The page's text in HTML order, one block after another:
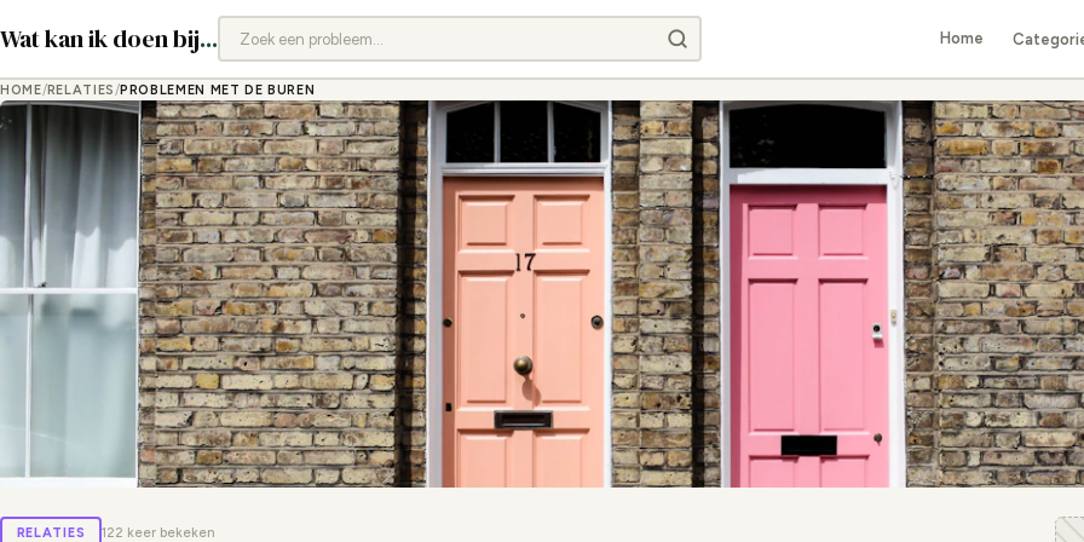
Wat kan ik doen bij... Home
HOME/RELATIES /PROBLEMEN MET DE BUREN
RELATIES 122 keer bekeken